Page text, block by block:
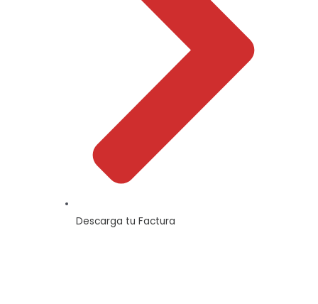
Descarga tu Factura